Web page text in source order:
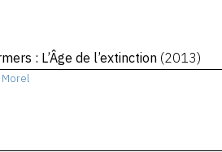
: L’Âge de l’extinction (2013)